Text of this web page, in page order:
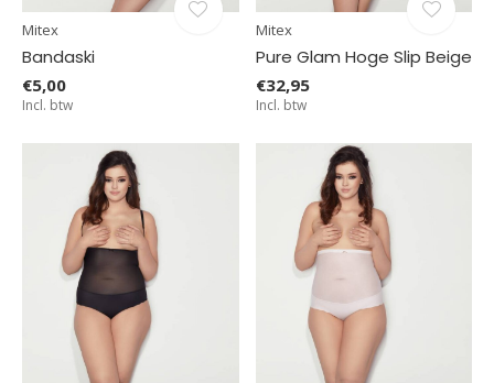
Mitex
Bandaski
€5,00
Incl. btw
Mitex
Pure Glam Hoge Slip Beige
€32,95
Incl. btw